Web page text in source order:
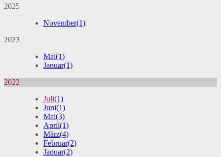
2025
November(1)
2023
Mai(1)
Januar(1)
2022
Juli(1)
Juni(1)
Mai(3)
April(1)
März(4)
Februar(2)
Januar(2)